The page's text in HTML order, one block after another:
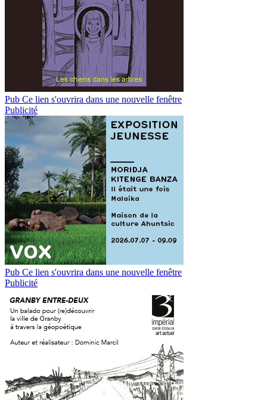
Pub Ce lien s'ouvrira dans une nouvelle fenêtre
Publicité
Pub Ce lien s'ouvrira dans une nouvelle fenêtre
Publicité